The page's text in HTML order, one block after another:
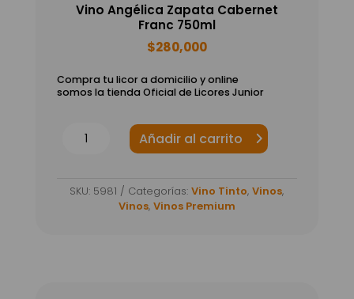
Vino Angélica Zapata Cabernet
Franc 750ml
$280,000
Compra tu licor a domicilio y online
somos la tienda Oficial de Licores Junior
Vino
Cabernet
Añadir al carrito
SKU: 5981 Categorías:Vino Tinto,Vinos,
Vinos, Vinos Premium